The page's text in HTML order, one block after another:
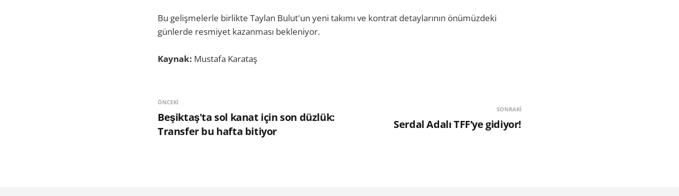
Bu gelişmelerle birlikte Taylan Bulut'un yeni takımı ve kontrat detaylarının önümüzdeki
günlerde resmiyet kazanması bekleniyor.
Kaynak: Mustafa Karataş
ÖNCEKI
Beşiktaş'ta sol kanat için son düzlük:
Transfer bu hafta bitiyor
SONRAKI
Serdal Adalı TFF’ye gidiyor!